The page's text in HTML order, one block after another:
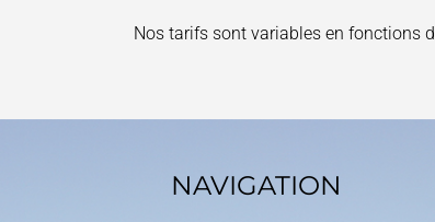
Nos tarifs sont variables en fonctions
NAVIGATION